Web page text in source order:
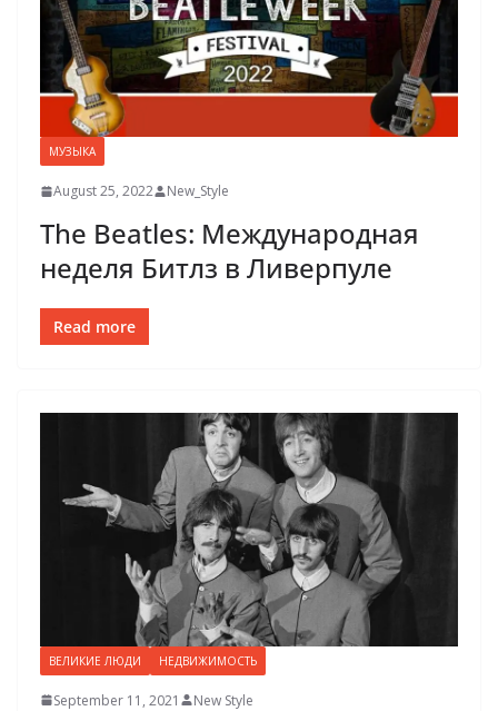
МУЗЫКА
August 25, 2022 New_Style
The Beatles: Международная
неделя Битлз в Ливерпуле
Read more
ВЕЛИКИЕ ЛЮДИ НЕДВИЖИМОСТЬ
September 11, 2021 New Style